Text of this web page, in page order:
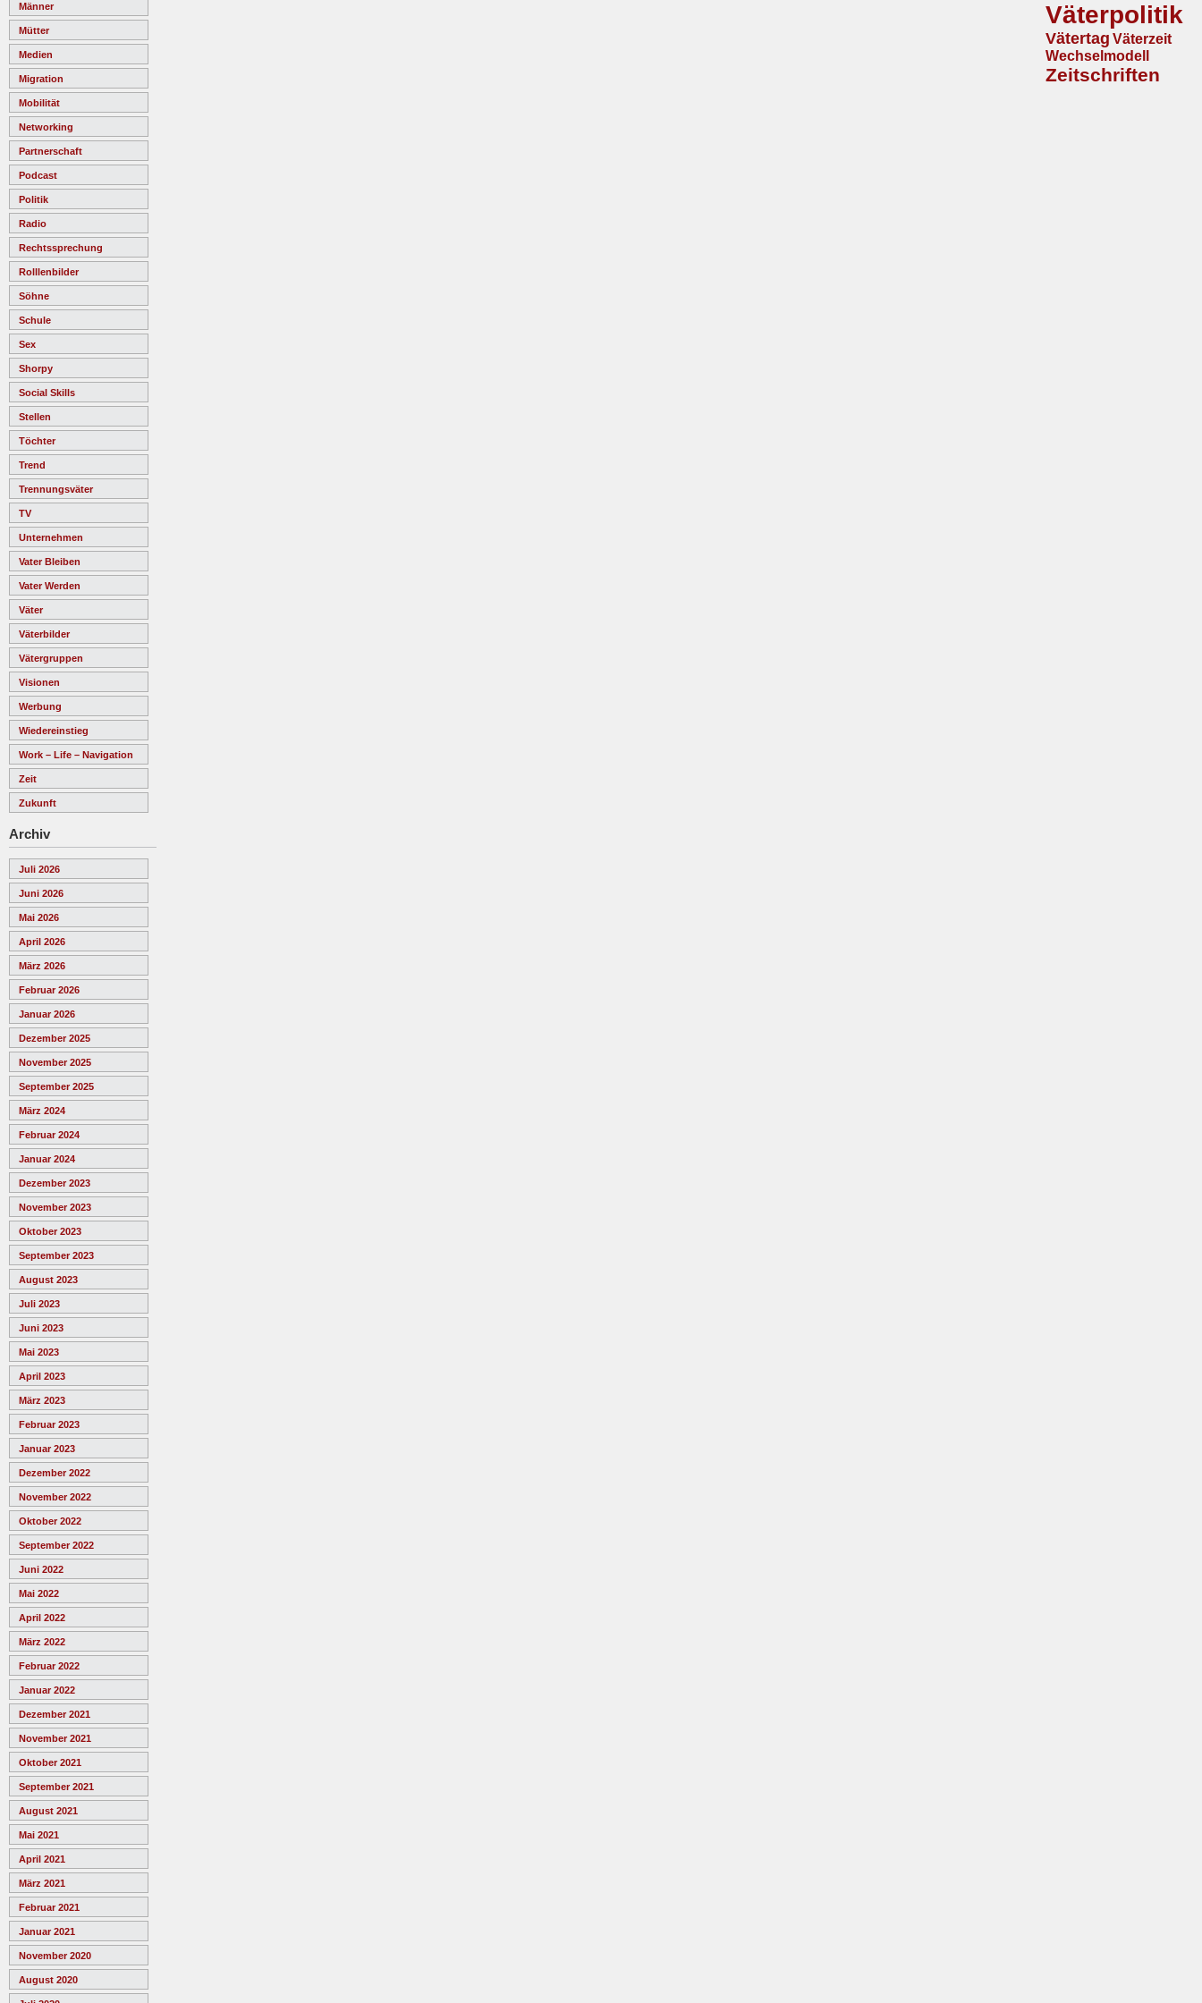
Männer
Mütter
Medien
Migration
Mobilität
Networking
Partnerschaft
Podcast
Politik
Radio
Rechtssprechung
Rolllenbilder
Söhne
Schule
Sex
Shorpy
Social Skills
Stellen
Töchter
Trend
Trennungsväter
TV
Unternehmen
Vater Bleiben
Vater Werden
Väter
Väterbilder
Vätergruppen
Visionen
Werbung
Wiedereinstieg
Work – Life – Navigation
Zeit
Zukunft
Archiv
Juli 2026
Juni 2026
Mai 2026
April 2026
März 2026
Februar 2026
Januar 2026
Dezember 2025
November 2025
September 2025
März 2024
Februar 2024
Januar 2024
Dezember 2023
November 2023
Oktober 2023
September 2023
August 2023
Juli 2023
Juni 2023
Mai 2023
April 2023
März 2023
Februar 2023
Januar 2023
Dezember 2022
November 2022
Oktober 2022
September 2022
Juni 2022
Mai 2022
April 2022
März 2022
Februar 2022
Januar 2022
Dezember 2021
November 2021
Oktober 2021
September 2021
August 2021
Mai 2021
April 2021
März 2021
Februar 2021
Januar 2021
November 2020
August 2020
Väterpolitik
Vätertag Väterzeit
Wechselmodell
Zeitschriften